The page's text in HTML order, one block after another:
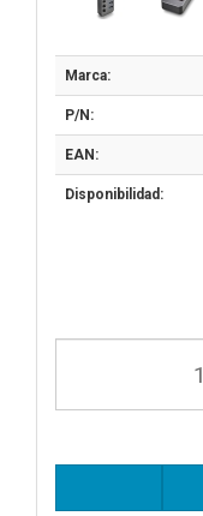
Marca:
P/N:
EAN:
Disponibilidad: